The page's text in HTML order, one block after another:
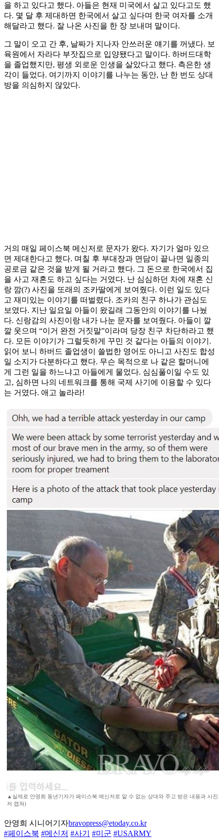
을 하고 있다고 했다. 아들은 현재 미국에서 살고 있다고도 했
다. 몇 달 후 제대하면 한국에서 살고 싶다며 한국 여자를 소개
해달라고 했다. 잘 나온 사진을 한 장 보내며 말이다.
그 말이 오고 간 후, 날짜가 지나자 안쓰러운 얘기를 꺼냈다. 보
육원에서 자라다 부잣집으로 입양됐다고 말이다. 하버드대학
을 졸업했지만, 평생 외로운 인생을 살았다고 했다. 측은한 생
각이 들었다. 여기까지 이야기를 나누는 동안, 난 한 번도 상대
방을 의심하지 않았다.
거의 매일 페이스북 메신저로 문자가 왔다. 자기가 얼마 있으
면 제대한다고 했다. 며칠 후 부대장과 면담이 끝나면 일종의
공로금 같은 것을 받게 될 거라고 했다. 그 돈으로 한국에서 집
을 사고 재혼도 하고 싶다는 거였다. 난 심심하던 차에 재혼 신
랑 깜(?) 사진을 또래의 조카딸에게 보여줬다. 이런 일도 있다
고 재미있는 이야기를 떠벌렸다. 조카의 친구 하나가 관심도
보였다. 지난 일요일 아들이 왔길래 그동안의 이야기를 나눴
다. 신랑감의 사진이랑 내가 나눈 문자를 보여줬다. 아들이 깔
깔 웃으며 “이거 완전 거짓말”이라며 당장 친구 차단하라고 했
다. 모든 이야기가 그럴듯하게 꾸민 것 같다는 아들의 이야기.
읽어 보니 하버드 졸업생이 쓸법한 영어도 아니고 사진도 합성
일 소지가 다분하다고 했다. 무슨 목적으로 나 같은 할머니에
게 그런 일을 하느냐고 아들에게 물었다. 심심풀이일 수도 있
고, 심하면 나의 네트워크를 통해 국제 사기에 이용할 수 있다
는 거였다. 애고 놀라라!
▲실제로 안영희 동년기자가 페이스북 메신저로 알 수 없는 상대와 주고 받은 내용과 사
저 캡쳐)
안영희 시니어기자bravopress@etoday.co.kr
#페이스북 #메신저 #사기 #미군 #USARMY